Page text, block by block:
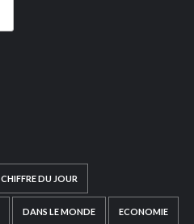
CHIFFRE DU JOUR
DANS LE MONDE ECONOMIE